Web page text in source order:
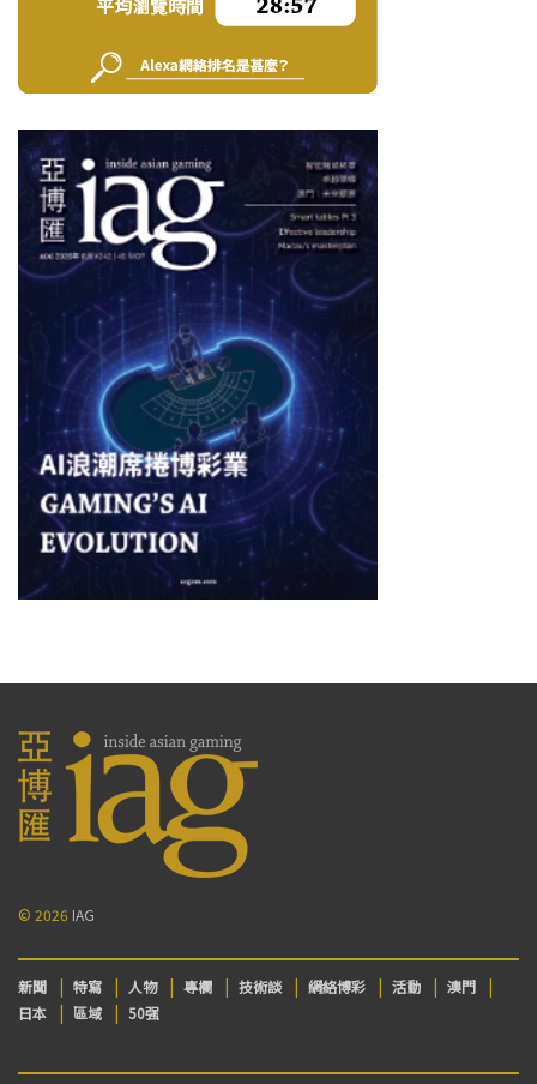
© 2026 IAG
新聞 特寫 人物 專欄 技術談 網絡博彩 活動
澳門
日本
區域 50强